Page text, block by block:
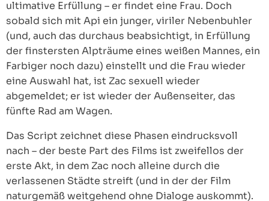
ultimative Erfüllung – er findet eine Frau. Doch
sobald sich mit Api ein junger, viriler Nebenbuhler
(und, auch das durchaus beabsichtigt, in Erfüllung
der finstersten Alpträume eines weißen Mannes, ein
Farbiger noch dazu) einstellt und die Frau wieder
eine Auswahl hat, ist Zac sexuell wieder
abgemeldet; er ist wieder der Außenseiter, das
fünfte Rad am Wagen.
Das Script zeichnet diese Phasen eindrucksvoll
nach – der beste Part des Films ist zweifellos der
erste Akt, in dem Zac noch alleine durch die
verlassenen Städte streift (und in der der Film
naturgemäß weitgehend ohne Dialoge auskommt).